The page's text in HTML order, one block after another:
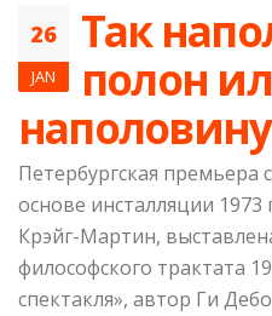
26
JAN
Так
полон
Петербургская премьера
основе инсталляции
Крэйг-Мартин,
философского трактата
спектакля», автор Ги